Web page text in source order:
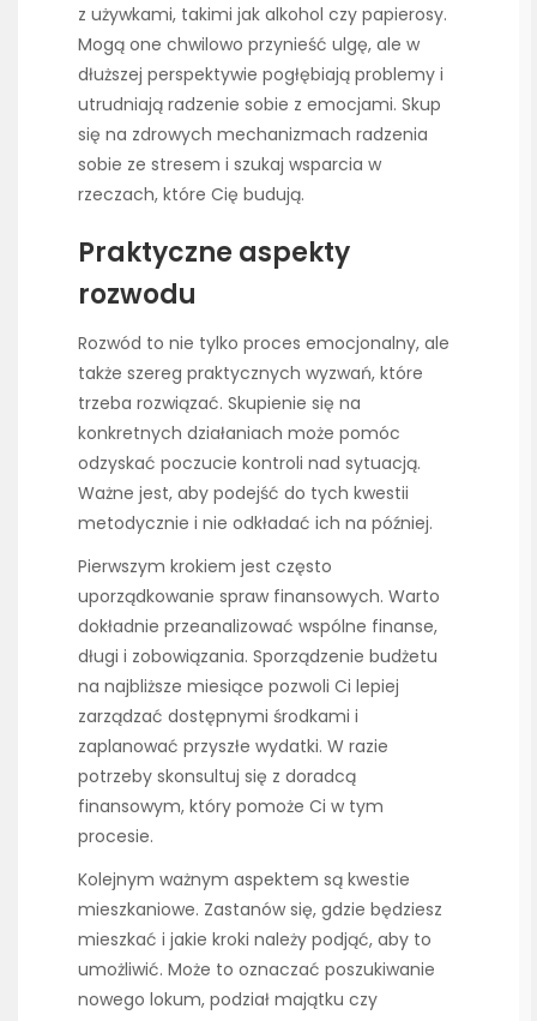
z używkami, takimi jak alkohol czy papierosy.
Mogą one chwilowo przynieść ulgę, ale w
dłuższej perspektywie pogłębiają problemy i
utrudniają radzenie sobie z emocjami. Skup
się na zdrowych mechanizmach radzenia
sobie ze stresem i szukaj wsparcia w
rzeczach, które Cię budują.
Praktyczne aspekty
rozwodu
Rozwód to nie tylko proces emocjonalny, ale
także szereg praktycznych wyzwań, które
trzeba rozwiązać. Skupienie się na
konkretnych działaniach może pomóc
odzyskać poczucie kontroli nad sytuacją.
Ważne jest, aby podejść do tych kwestii
metodycznie i nie odkładać ich na później.
Pierwszym krokiem jest często
uporządkowanie spraw finansowych. Warto
dokładnie przeanalizować wspólne finanse,
długi i zobowiązania. Sporządzenie budżetu
na najbliższe miesiące pozwoli Ci lepiej
zarządzać dostępnymi środkami i
zaplanować przyszłe wydatki. W razie
potrzeby skonsultuj się z doradcą
finansowym, który pomoże Ci w tym
procesie.
Kolejnym ważnym aspektem są kwestie
mieszkaniowe. Zastanów się, gdzie będziesz
mieszkać i jakie kroki należy podjąć, aby to
umożliwić. Może to oznaczać poszukiwanie
nowego lokum, podział majątku czy